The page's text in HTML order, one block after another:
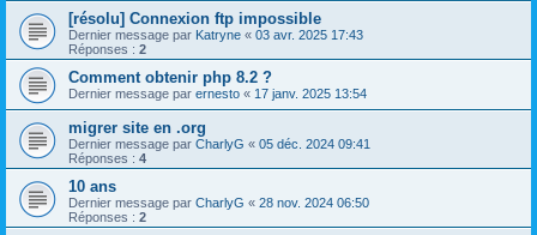
[résolu] Connexion ftp impossible
Dernier message par Katryne « 03 avr. 2025 17:43
Réponses : 2
Comment obtenir php 8.2 ?
Dernier message par ernesto « 17 janv. 2025 13:54
migrer site en .org
Dernier message par CharlyG « 05 déc. 2024 09:41
Réponses : 4
10 ans
Dernier message par CharlyG « 28 nov. 2024 06:50
Réponses : 2